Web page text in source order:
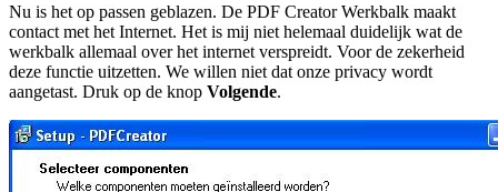
Nu is het op passen geblazen. De PDF Creator Werkbalk maakt
contact met het Internet. Het is mij niet helemaal duidelijk wat de
werkbalk allemaal over het internet verspreidt. Voor de zekerheid
deze functie uitzetten. We willen niet dat onze privacy wordt
aangetast. Druk op de knop Volgende.